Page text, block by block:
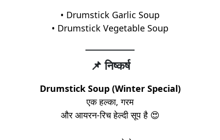
• Drumstick Garlic Soup
• Drumstick Vegetable Soup
📌 निष्कर्ष
Drumstick Soup (Winter Special)
एक हल्का, गरम
और आयरन-रिच हेल्दी सूप है 😍